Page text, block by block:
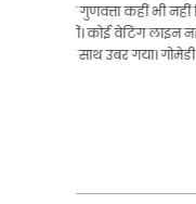
इलाज कराने के
हमने GoMedii